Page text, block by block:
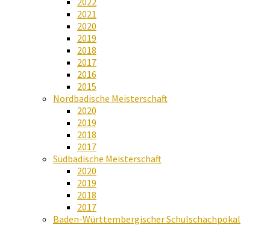
2021
2020
2019
2018
2017
2016
2015
Nordbadische Meisterschaft
2020
2019
2018
2017
Südbadische Meisterschaft
2020
2019
2018
2017
Baden-Württembergischer Schulschachpokal